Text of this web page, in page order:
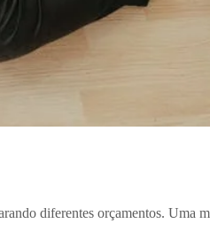
diferentes orçamentos. Uma